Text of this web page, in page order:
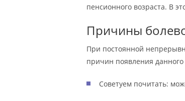
пенсионного возраста. В
Причины
При постоянной
причин появления
Советуем почитать: